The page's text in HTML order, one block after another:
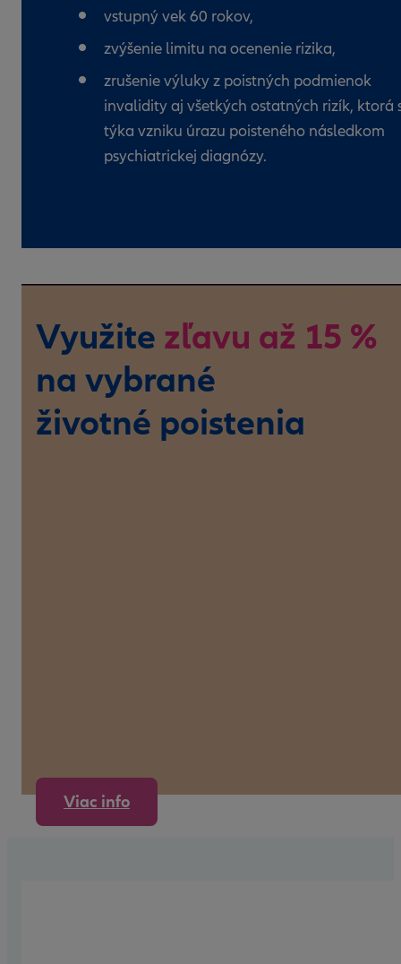
vstupný vek 60 rokov,
zvýšenie limitu na ocenenie rizika,
zrušenie výluky z poistných podmienok
invalidity aj všetkých ostatných rizík, ktorá
týka vzniku úrazu poisteného následkom
psychiatrickej diagnózy.
Využite zľavu až 15 %
na vybrané
životné poistenia
Viac info